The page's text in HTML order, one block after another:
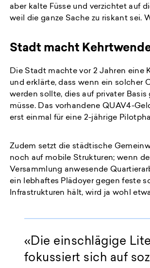
aber kalte Füsse und verzichtet auf
weil die ganze Sache zu riskant sei.
Stadt macht
Die Stadt machte vor 2 Jahren eine
und erklärte, dass wenn ein solcher
werden sollte, dies auf privater Basis
müsse. Das vorhandene QUAV4-
erst einmal für eine 2-jährige
Zudem setzt die städtische
noch auf mobile Strukturen; wenn
Versammlung anwesende
ein lebhaftes Plädoyer gegen feste
Infrastrukturen hält, wird ja wohl
Die einschlägige
fokussiert sich auf